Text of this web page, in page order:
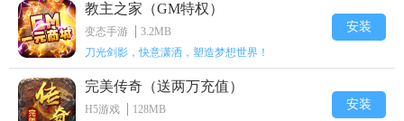
教主之家（GM特权）
变态手游
3.2MB
刀光剑影，快意潇洒，塑造梦想世界！
安装
完美传奇（送两万充值）
H5游戏 128MB 安装